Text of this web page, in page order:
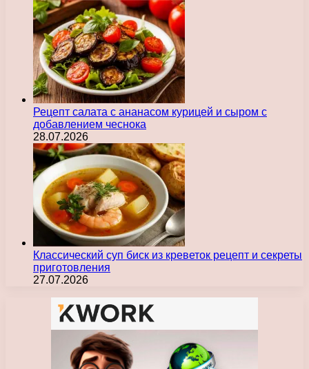
Рецепт салата с ананасом курицей и сыром с
добавлением чеснока
28.07.2026
Классический суп биск из креветок рецепт и секреты
приготовления
27.07.2026